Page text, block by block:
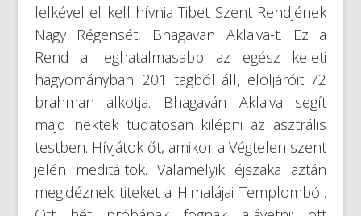
lelkével el kell hívnia Tibet Szent Rendjének
Nagy Régensét, Bhagavan Aklaiva-t. Ez a
Rend a leghatalmasabb az egész keleti
hagyományban. 201 tagból áll, elöljáróit 72
brahman alkotja. Bhagaván Aklaiva segít
majd nektek tudatosan kilépni az asztrális
testben. Hívjátok őt, amikor a Végtelen szent
jelén meditáltok. Valamelyik éjszaka aztán
megidéznek titeket a Himalájai Templomból.